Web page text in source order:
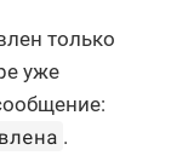
только
уже
.